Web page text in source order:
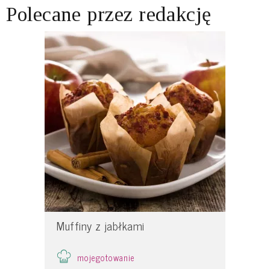
Polecane przez redakcję
Muffiny z jabłkami
mojegotowanie